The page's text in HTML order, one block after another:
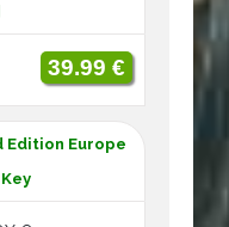
39.99 €
Edition Europe
Key